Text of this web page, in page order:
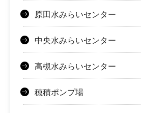
原田水みらいセンター
中央水みらいセンター
高槻水みらいセンター
穂積ポンプ場